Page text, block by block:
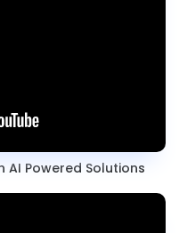
AI Powered Solutions